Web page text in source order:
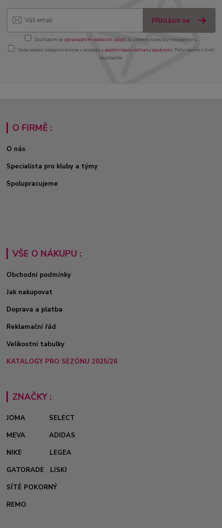
Přihlásit se
Souhlasím se zpracováním osobních údajůza účelem rozesílky newsletteru.
Vaše osobní údaje chráníme v souladu s podmínkami ochrany soukromí. Potvrzením s nimi
souhlasíte.
O FIRMĚ :
O nás
Specialista pro kluby a týmy
Spolupracujeme
VŠE O NÁKUPU :
Obchodní podmínky
Jak nakupovat
Doprava a platba
Reklamační řád
Velikostní tabulky
KATALOGY PRO SEZÓNU 2025/26
ZNAČKY :
JOMA
SELECT
MEVA
ADIDAS
NIKE
LEGEA
GATORADE
LISKI
SÍTĚ POKORNÝ
REMO